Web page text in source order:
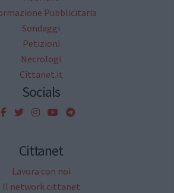
Pubblicitaria
Sondaggi
Petizioni
Necrologi
Cittanet.it
Socials
Cittanet
Lavora con noi
Il network cittanet